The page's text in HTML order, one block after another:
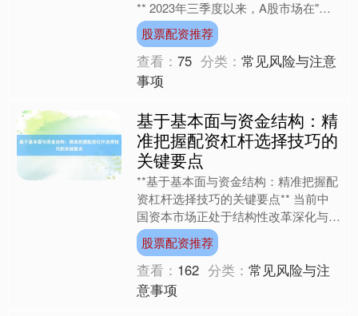
** 2023年三季度以来，A股市场在"弱
复苏"与"强政策"的博弈中呈现结构性分
化特征。截至....
股票配资推荐
查看：75 分类：常见风险与注意
事项
基于基本面与资金结构：精
准把握配资杠杆选择技巧的
关键要点
**基于基本面与资金结构：精准把握配
资杠杆选择技巧的关键要点** 当前中
国资本市场正处于结构性改革深化与全
球流动性宽松共振的周期中，A股市场
在政策托底与产业升级....
股票配资推荐
查看： 162 分类：常见风险与注
意事项